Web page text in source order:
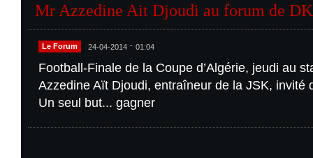
Mr Azzedine Ait Djoudi au forum de
Le Forum 24-04-2014 - 01:04
Football-Finale de la Coupe d’Algérie, jeudi au
Azzedine Aït Djoudi, entraîneur de la JSK, invité
Un seul but... gagner